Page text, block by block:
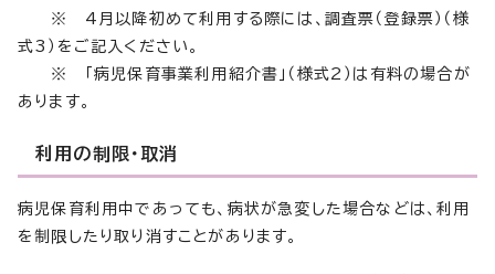
※ 4月以降初めて利用する際には、調査票（登録票）（様
式3）をご記入ください。
※ 「病児保育事業利用紹介書」（様式2）は有料の場合が
あります。
利用の制限・取消
病児保育利用中であっても、病状が急変した場合などは、利用
を制限したり取り消すことがあります。